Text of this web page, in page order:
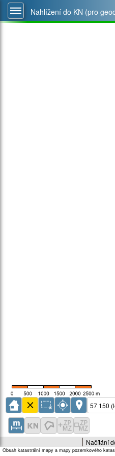
Nahlížení do KN (pro
Načítání
Obsah katastrální mapy a mapy pozemkového